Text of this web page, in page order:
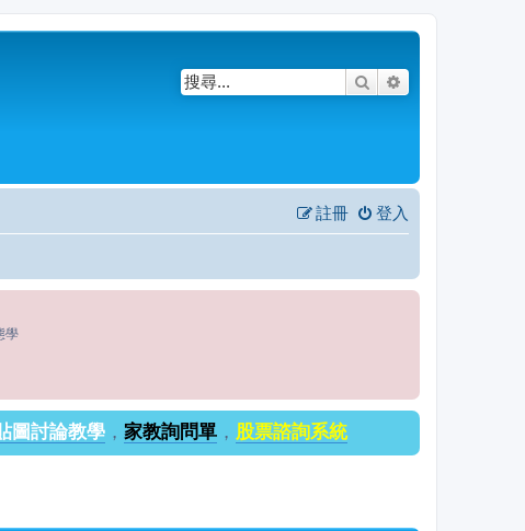
搜尋
登入
註冊
學
圖討論教學 ， 家教詢問單 ， 股票諮詢系統